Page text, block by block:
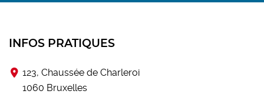
INFOS PRATIQUES
123, Chaussée de Charleroi
1060 Bruxelles